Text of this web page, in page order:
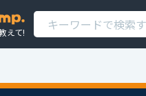
えて!